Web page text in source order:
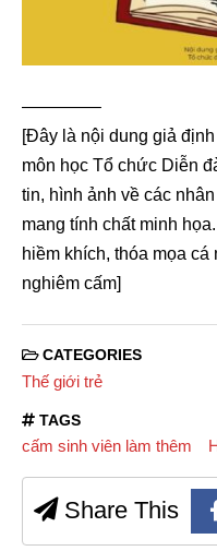
————–
[Đây là nội dung giả
môn học Tổ chức Diễn
tin, hình ảnh về các
mang tính chất minh
hiềm khích, thóa mọa
nghiêm cấm]
CATEGORIES
Thế giới trẻ
TAGS
cấm sinh viên làm thêm
Share This